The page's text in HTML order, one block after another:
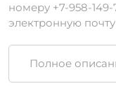
номеру +7-958-
электронную
Полное